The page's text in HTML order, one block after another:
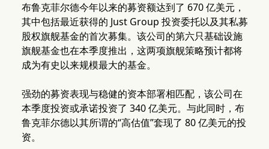
布鲁克菲尔德今年以来的募资额达到了 670 亿美元，
其中包括最近获得的 Just Group 投资委托以及其私募
股权旗舰基金的首次募集。该公司的第六只基础设施
旗舰基金也在本季度推出，这两项旗舰策略预计都将
成为有史以来规模最大的基金。
强劲的募资表现与稳健的资本部署相匹配，该公司在
本季度投资或承诺投资了 340 亿美元。与此同时，布
鲁克菲尔德以其所谓的“高估值”套现了 80 亿美元的投
资。